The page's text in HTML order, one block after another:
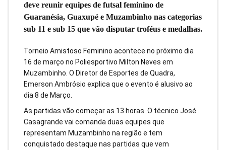
deve reunir equipes de futsal feminino de
Guaranésia, Guaxupé e Muzambinho nas categorias
sub 11 e sub 15 que vão disputar troféus e medalhas.
Torneio Amistoso Feminino acontece no próximo dia
16 de março no Poliesportivo Milton Neves em
Muzambinho. O Diretor de Esportes de Quadra,
Emerson Ambrósio explica que o evento é alusivo ao
dia 8 de Março.
As partidas vão começar as 13 horas. O técnico José
Casagrande vai comanda duas equipes que
representam Muzambinho na região e tem
conquistado destaque nas partidas que vem